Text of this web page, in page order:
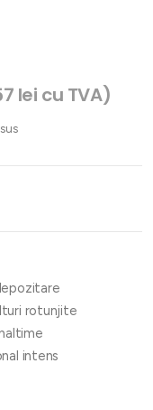
lei cu TVA)
rotunjite
intens